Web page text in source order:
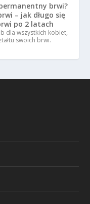
brwi?
– jak długo się
po 2 latach
dla wszystkich kobiet,
swoich brwi.